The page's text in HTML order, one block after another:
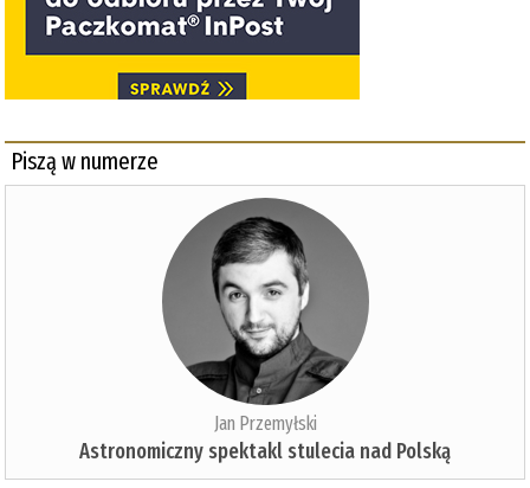
Piszą w numerze
Jan Przemyłski
Astronomiczny spektakl stulecia nad Polską